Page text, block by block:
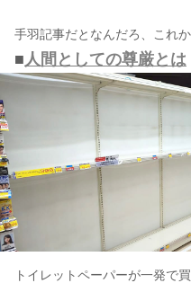
手羽記事だとなんだろ、これか
■ 人間としての尊厳とは
トイレットペーパーが一発で